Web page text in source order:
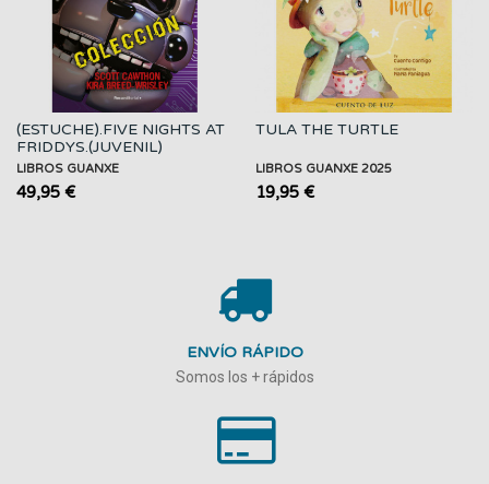
(ESTUCHE).FIVE NIGHTS AT
FRIDDYS.(JUVENIL)
LIBROS GUANXE
49,95 €
TULA THE TURTLE
LIBROS GUANXE 2025
19,95 €
ENVÍO RÁPIDO
Somos los + rápidos